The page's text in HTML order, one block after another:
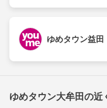
ゆめタウン益田
ゆめタウン大牟田の近